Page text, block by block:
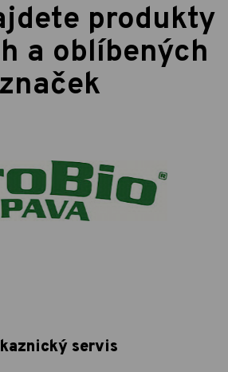
produkty
a oblíbených
značek
servis